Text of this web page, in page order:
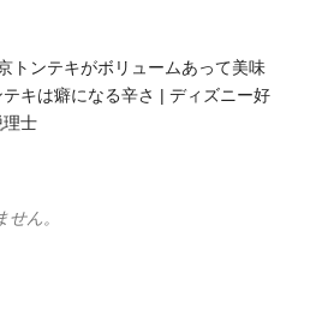
トンテキがボリュームあって美味
テキは癖になる辛さ | ディズニー好
理士
ん。